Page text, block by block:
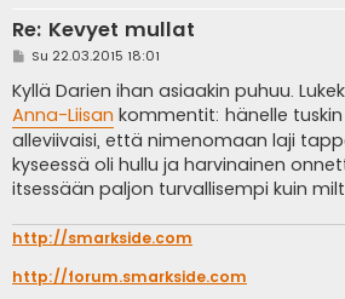
Re: Kevyet mullat
V
e
s
t
i
Su 22.03.2015 18:01
Kyllä Darien ihan asiaakin puhuu.
Anna-Liisan kommentit: hänelle
alleviivaisi, että nimenomaan laji
kyseessä oli hullu ja harvinainen
itsessään paljon turvallisempi kuin
http://smarkside.com
http://forum.smarkside.com